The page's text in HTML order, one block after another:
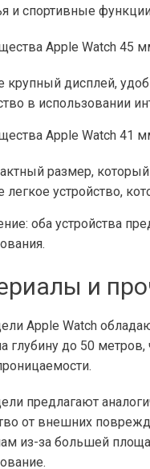
и спортивные
Apple Watch 45
крупный дисплей,
в использовании
Apple Watch 41
размер,
легкое устройство,
оба устройства
и
Apple Watch
глубину до 50
предлагают
от внешних
из-за большей